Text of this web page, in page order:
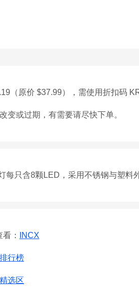
（原价 $37.99），需使用折扣码
变或过期，有需要请尽快下单。
每只含8颗LED，采用不锈钢与塑
： INCX
排行榜
精选区